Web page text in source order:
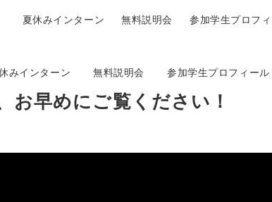
みインターン 無料説明会 参加学生プロフィール
夏休みインターン 無料説明会 参加学生プロフ
お早めにご覧ください！